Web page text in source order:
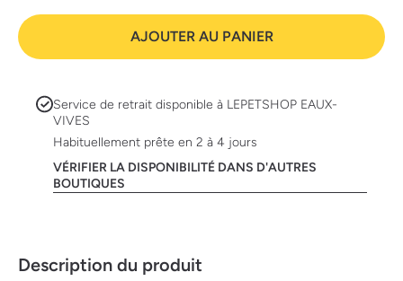
Dog
Snack -
AJOUTER AU PANIER
Service de retrait disponible à LEPETSHOP EAUX-
VIVES
Habituellement prête en 2 à 4 jours
VÉRIFIER LA DISPONIBILITÉ DANS D'AUTRES
BOUTIQUES
Description du produit